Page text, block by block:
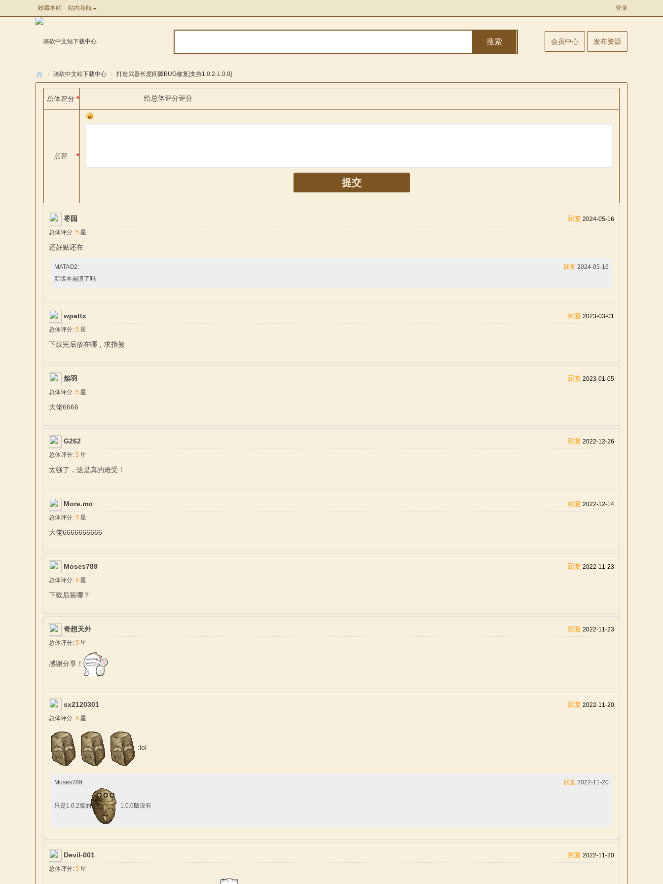
收藏本站 站内导航 登录
搜索 会员中心 发布资源
骑砍中文站下载中心 打造武器长度间隙BUG修复[支持1.0.2-1.0.0]
*
总体评分 给总体评分评分
*
点评
提交
枣园 回复 2024-05-16
总体评分: 5 星
还好贴还在
MATAO2: 回复 2024-05-16
新版本崩溃了吗
wpattx 回复 2023-03-01
总体评分: 5 星
下载完后放在哪，求指教
焰羽 回复 2023-01-05
总体评分: 5 星
大佬6666
G262 回复 2022-12-26
总体评分: 5 星
太强了，这是真的难受！
More.mo 回复 2022-12-14
总体评分: 5 星
大佬6666666666
Moses789 回复 2022-11-23
总体评分: 5 星
下载后装哪？
奇想天外 回复 2022-11-23
总体评分: 5 星
感谢分享！
sx2120301 回复 2022-11-20
总体评分: 5 星
:lol
Moses789: 回复 2022-11-20
只是1.0.2版的 1.0.0版没有
Devil-001 回复 2022-11-20
总体评分: 5 星